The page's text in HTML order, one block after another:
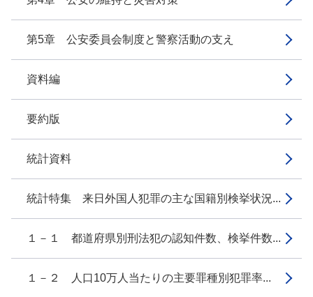
第5章 公安委員会制度と警察活動の支え
資料編
要約版
統計資料
統計特集 来日外国人犯罪の主な国籍別検挙状況...
１－１ 都道府県別刑法犯の認知件数、検挙件数...
１－２ 人口10万人当たりの主要罪種別犯罪率...